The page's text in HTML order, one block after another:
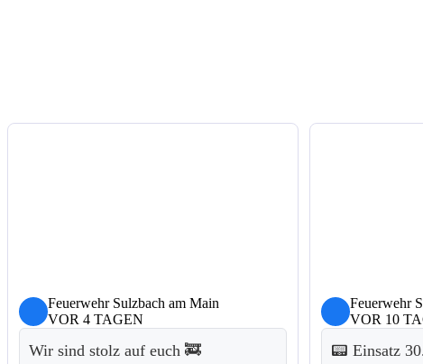
Feuerwehr Sulzbach am Main
VOR 4 TAGEN
Wir sind stolz auf euch 🚒
Feuerwehr
VOR 10
📟 Einsatz